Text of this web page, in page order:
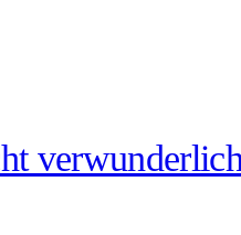
verwunderlich